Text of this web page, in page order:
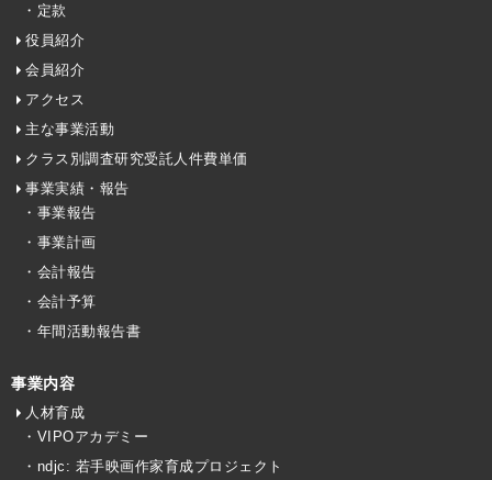
・定款
役員紹介
会員紹介
アクセス
主な事業活動
クラス別調査研究受託人件費単価
事業実績・報告
・事業報告
・事業計画
・会計報告
・会計予算
・年間活動報告書
事業内容
人材育成
・VIPOアカデミー
・ndjc: 若手映画作家育成プロジェクト